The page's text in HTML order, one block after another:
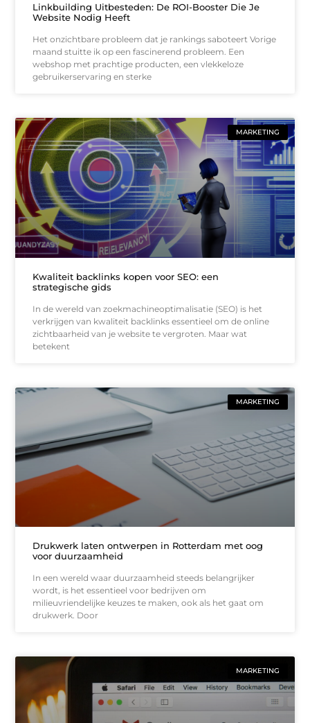
Linkbuilding Uitbesteden: De ROI-Booster Die Je
Website Nodig Heeft
Het onzichtbare probleem dat je rankings saboteert Vorige
maand stuitte ik op een fascinerend probleem. Een
webshop met prachtige producten, een vlekkeloze
gebruikerservaring en sterke
MARKETING
Kwaliteit backlinks kopen voor SEO: een
strategische gids
In de wereld van zoekmachineoptimalisatie (SEO) is het
verkrijgen van kwaliteit backlinks essentieel om de online
zichtbaarheid van je website te vergroten. Maar wat
betekent
MARKETING
Drukwerk laten ontwerpen in Rotterdam met oog
voor duurzaamheid
In een wereld waar duurzaamheid steeds belangrijker
wordt, is het essentieel voor bedrijven om
milieuvriendelijke keuzes te maken, ook als het gaat om
drukwerk. Door
MARKETING